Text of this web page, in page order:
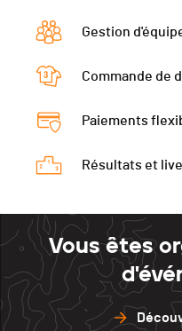
Gestion
Commande de
Paiements
Résultats et
Vous êtes